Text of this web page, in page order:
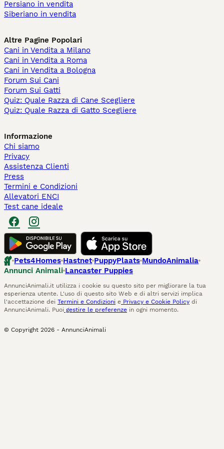
Persiano in vendita
Siberiano in vendita
Altre Pagine Popolari
Cani in Vendita a Milano
Cani in Vendita a Roma
Cani in Vendita a Bologna
Forum Sui Cani
Forum Sui Gatti
Quiz: Quale Razza di Cane Scegliere
Quiz: Quale Razza di Gatto Scegliere
Informazione
Chi siamo
Privacy
Assistenza Clienti
Press
Termini e Condizioni
Allevatori ENCI
Test cane ideale
Pets4Homes Hastnet PuppyPlaats MundoAnimalia
Annunci Animali Lancaster Puppies
AnnunciAnimali.it utilizza i cookie su questo sito per migliorare la tua
esperienza utente. L'uso di questo sito Web e di altri servizi implica
l'accettazione dei Termini e Condizioni e Privacy e Cookie Policy di
AnnunciAnimali. Puoi gestire le preferenze in ogni momento.
© Copyright 2026 - AnnunciAnimali